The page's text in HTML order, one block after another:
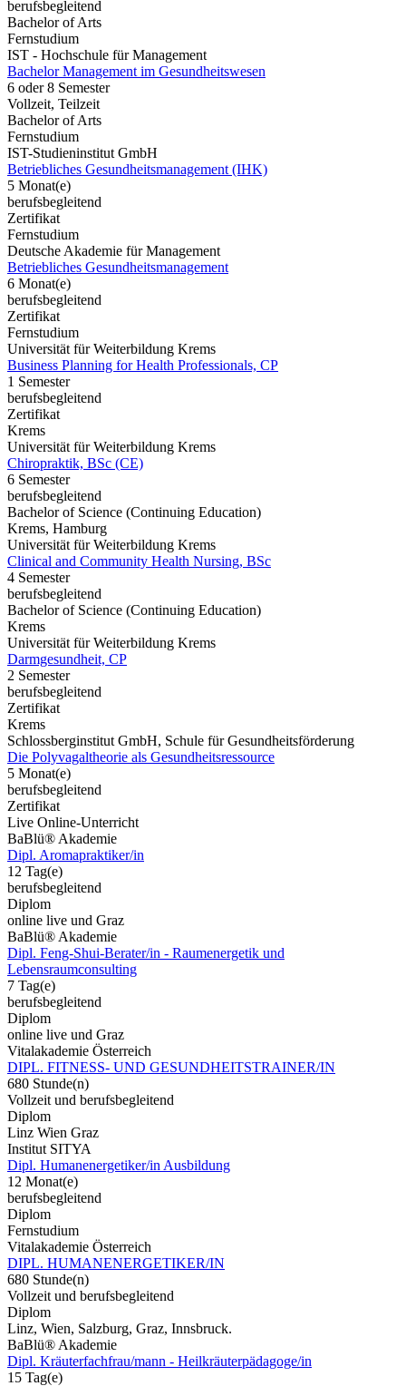
berufsbegleitend
Bachelor of Arts
Fernstudium
IST - Hochschule für Management
Bachelor Management im Gesundheitswesen
6 oder 8 Semester
Vollzeit, Teilzeit
Bachelor of Arts
Fernstudium
IST-Studieninstitut GmbH
Betriebliches Gesundheitsmanagement (IHK)
5 Monat(e)
berufsbegleitend
Zertifikat
Fernstudium
Deutsche Akademie für Management
Betriebliches Gesundheitsmanagement
6 Monat(e)
berufsbegleitend
Zertifikat
Fernstudium
Universität für Weiterbildung Krems
Business Planning for Health Professionals, CP
1 Semester
berufsbegleitend
Zertifikat
Krems
Universität für Weiterbildung Krems
Chiropraktik, BSc (CE)
6 Semester
berufsbegleitend
Bachelor of Science (Continuing Education)
Krems, Hamburg
Universität für Weiterbildung Krems
Clinical and Community Health Nursing, BSc
4 Semester
berufsbegleitend
Bachelor of Science (Continuing Education)
Krems
Universität für Weiterbildung Krems
Darmgesundheit, CP
2 Semester
berufsbegleitend
Zertifikat
Krems
Schlossberginstitut GmbH, Schule für Gesundheitsförderung
Die Polyvagaltheorie als Gesundheitsressource
5 Monat(e)
berufsbegleitend
Zertifikat
Live Online-Unterricht
BaBlü® Akademie
Dipl. Aromapraktiker/in
12 Tag(e)
berufsbegleitend
Diplom
online live und Graz
BaBlü® Akademie
Dipl. Feng-Shui-Berater/in - Raumenergetik und
Lebensraumconsulting
7 Tag(e)
berufsbegleitend
Diplom
online live und Graz
Vitalakademie Österreich
DIPL. FITNESS- UND GESUNDHEITSTRAINER/IN
680 Stunde(n)
Vollzeit und berufsbegleitend
Diplom
Linz Wien Graz
Institut SITYA
Dipl. Humanenergetiker/in Ausbildung
12 Monat(e)
berufsbegleitend
Diplom
Fernstudium
Vitalakademie Österreich
DIPL. HUMANENERGETIKER/IN
680 Stunde(n)
Vollzeit und berufsbegleitend
Diplom
Linz, Wien, Salzburg, Graz, Innsbruck.
BaBlü® Akademie
Dipl. Kräuterfachfrau/mann - Heilkräuterpädagoge/in
15 Tag(e)